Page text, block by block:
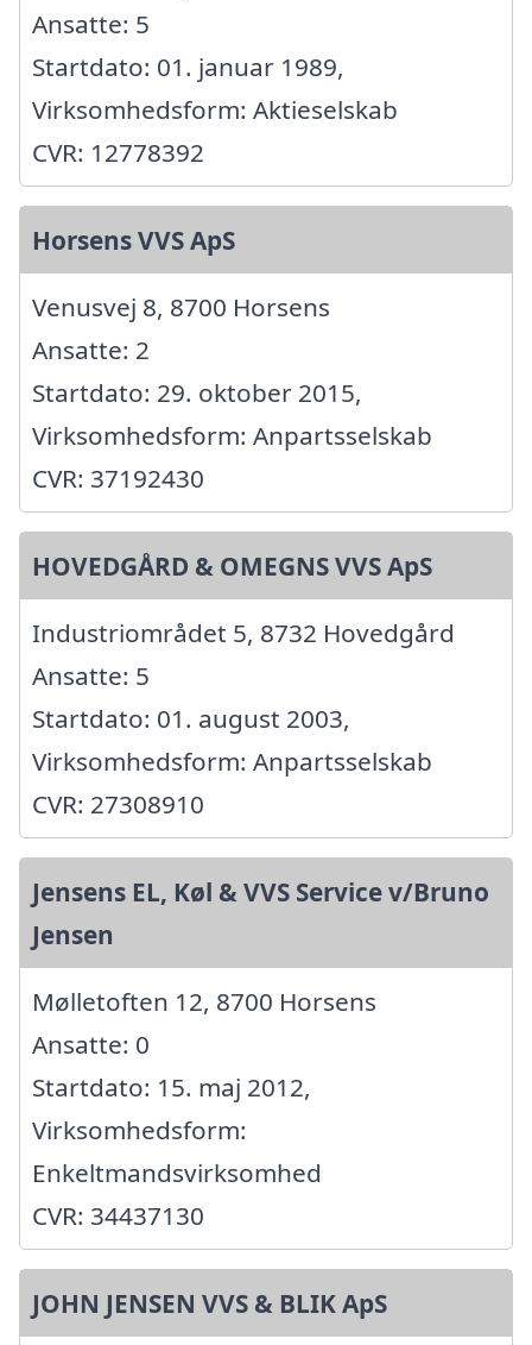
Ansatte: 5
Startdato: 01. januar 1989,
Virksomhedsform: Aktieselskab
CVR: 12778392
Horsens VVS ApS
Venusvej 8, 8700 Horsens
Ansatte: 2
Startdato: 29. oktober 2015,
Virksomhedsform: Anpartsselskab
CVR: 37192430
HOVEDGÅRD & OMEGNS VVS ApS
Industriområdet 5, 8732 Hovedgård
Ansatte: 5
Startdato: 01. august 2003,
Virksomhedsform: Anpartsselskab
CVR: 27308910
Jensens EL, Køl & VVS Service v/Bruno
Jensen
Mølletoften 12, 8700 Horsens
Ansatte: 0
Startdato: 15. maj 2012,
Virksomhedsform:
Enkeltmandsvirksomhed
CVR: 34437130
JOHN JENSEN VVS & BLIK ApS